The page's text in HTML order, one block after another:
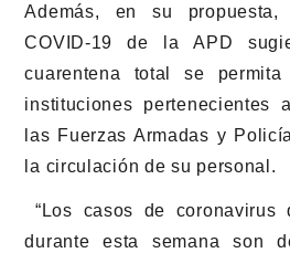
Además, en su
COVID-19 de la APD
cuarentena total se
instituciones pertenecientes
las Fuerzas Armadas y
la circulación de su personal.
“Los casos de coronavirus
durante esta semana son